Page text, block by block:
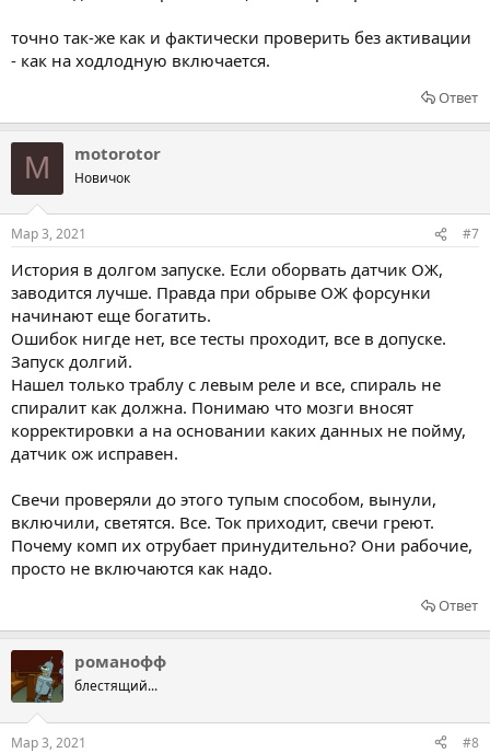
точно так-же как и фактически проверить без активации
- как на ходлодную включается.
Ответ
M motorotor
Новичок
Мар 3, 2021 #7
История в долгом запуске. Если оборвать датчик ОЖ,
заводится лучше. Правда при обрыве ОЖ форсунки
начинают еще богатить.
Ошибок нигде нет, все тесты проходит, все в допуске.
Запуск долгий.
Нашел только траблу с левым реле и все, спираль не
спиралит как должна. Понимаю что мозги вносят
корректировки а на основании каких данных не пойму,
датчик ож исправен.
Свечи проверяли до этого тупым способом, вынули,
включили, светятся. Все. Ток приходит, свечи греют.
Почему комп их отрубает принудительно? Они рабочие,
просто не включаются как надо.
Ответ
романофф
блестящий...
Мар 3, 2021 #8